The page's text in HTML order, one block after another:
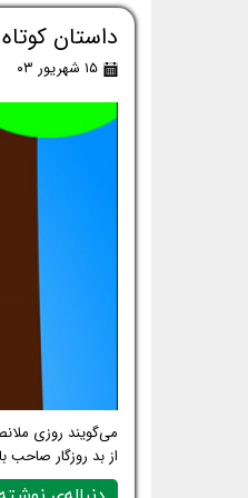
داستان
۱۵ شهریور ۰۳
می‌گویند روزی
از بد روزگار صاحب